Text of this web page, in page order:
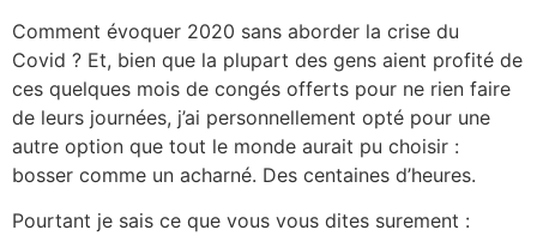
Comment évoquer 2020 sans aborder la crise du
Covid ? Et, bien que la plupart des gens aient profité de
ces quelques mois de congés offerts pour ne rien faire
de leurs journées, j’ai personnellement opté pour une
autre option que tout le monde aurait pu choisir :
bosser comme un acharné. Des centaines d’heures.
Pourtant je sais ce que vous vous dites surement :